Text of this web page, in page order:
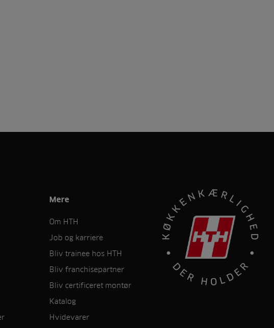
Mere
Om HTH
Job og karriere
Bliv trainee hos HTH
Bliv franchisepartner
Bliv certificeret montør
Katalog
Hvidevarer